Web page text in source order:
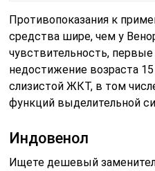
Противопоказания к
средства шире, чем у
чувствительность,
недостижение возраста 15
слизистой ЖКТ, в том
функций выделительной
Индовенол
Ищете дешевый